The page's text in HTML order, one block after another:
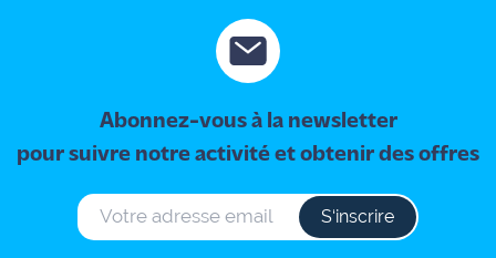
Abonnez-vous à la newsletter
pour suivre notre activité et obtenir des offres
S‘inscrire